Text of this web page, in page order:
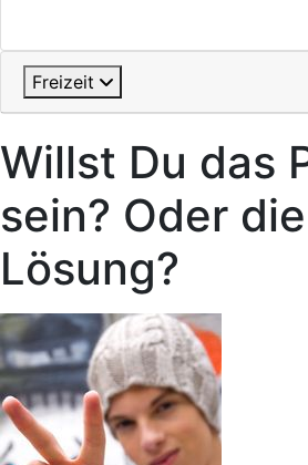
Freizeit
Willst Du das
sein? Oder die
Lösung?